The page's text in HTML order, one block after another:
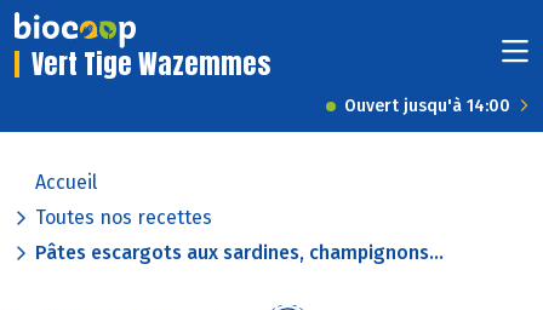
Vert Tige Wazemmes
Ouvert jusqu'à 14:00
Accueil
Toutes nos recettes
Pâtes escargots aux sardines, champignons...